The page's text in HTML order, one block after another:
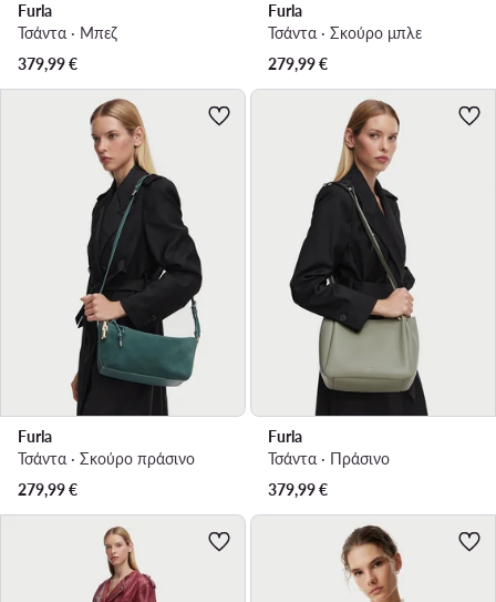
Furla
Τσάντα · Μπεζ
379,99€
Furla
Τσάντα · Σκούρο μπλε
279,99€
Furla
Τσάντα · Σκούρο πράσινο
279,99€
Furla
Τσάντα · Πράσινο
379,99€